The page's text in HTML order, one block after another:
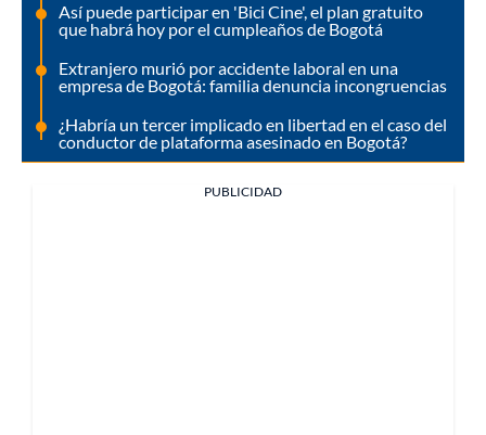
Así puede participar en 'Bici Cine', el plan gratuito
que habrá hoy por el cumpleaños de Bogotá
Extranjero murió por accidente laboral en una
empresa de Bogotá: familia denuncia incongruencias
¿Habría un tercer implicado en libertad en el caso del
conductor de plataforma asesinado en Bogotá?
PUBLICIDAD